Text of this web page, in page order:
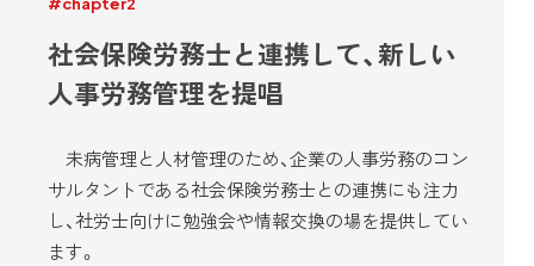
#chapter2
社会保険労務士と連携して、新しい
人事労務管理を提唱
未病管理と人材管理のため、企業の人事労務のコン
サルタントである社会保険労務士との連携にも注力
し、社労士向けに勉強会や情報交換の場を提供してい
ます。